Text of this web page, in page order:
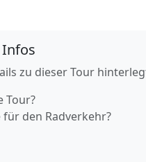
zu dieser Tour
Tour?
den Radverkehr?